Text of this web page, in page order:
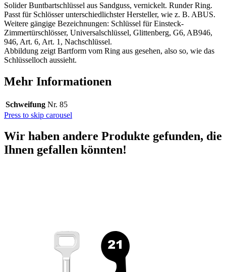
Solider Buntbartschlüssel aus Sandguss, vernickelt. Runder Ring.
Passt für Schlösser unterschiedlichster Hersteller, wie z. B. ABUS.
Weitere gängige Bezeichnungen: Schlüssel für Einsteck-
Zimmertürschlösser, Universalschlüssel, Glittenberg, G6, AB946,
946, Art. 6, Art. 1, Nachschlüssel.
Abbildung zeigt Bartform vom Ring aus gesehen, also so, wie das
Schlüsselloch aussieht.
Mehr Informationen
Schweifung Nr. 85
Press to skip carousel
Wir haben andere Produkte gefunden, die
Ihnen gefallen könnten!